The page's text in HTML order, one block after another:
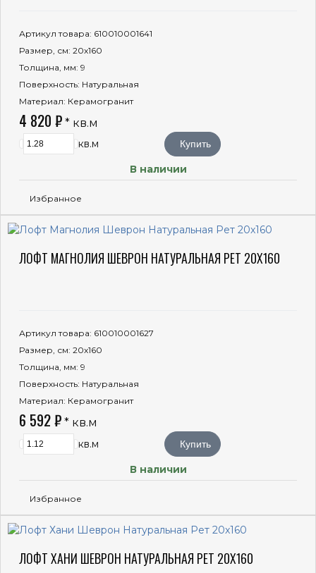
Артикул товара: 610010001641
Размер, см: 20x160
Толщина, мм: 9
Поверхность: Натуральная
Материал: Керамогранит
4 820 ₽ * кв.м
кв.м Купить
В наличии
Избранное
ЛОФТ МАГНОЛИЯ ШЕВРОН НАТУРАЛЬНАЯ РЕТ 20X160
Артикул товара: 610010001627
Размер, см: 20x160
Толщина, мм: 9
Поверхность: Натуральная
Материал: Керамогранит
6 592 ₽ * кв.м
кв.м Купить
В наличии
Избранное
ЛОФТ ХАНИ ШЕВРОН НАТУРАЛЬНАЯ РЕТ 20X160